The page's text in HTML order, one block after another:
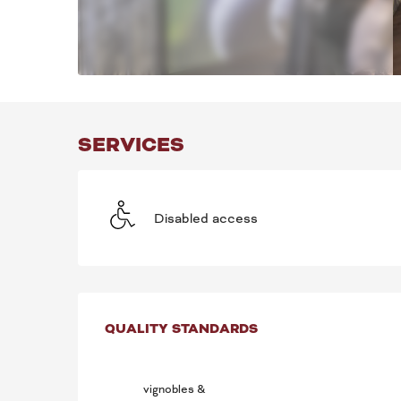
SERVICES
Disabled access
SERVICES
QUALITY STANDARDS
QUALITY STANDARDS
vignobles &